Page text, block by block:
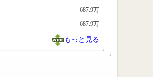
687.9万
687.9万
もっと見る